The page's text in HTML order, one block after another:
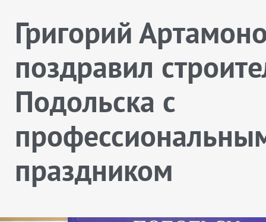
Григорий
поздравил
Подольска с
праздником